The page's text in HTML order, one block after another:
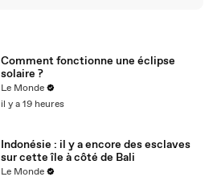
Comment fonctionne une éclipse
solaire ?
Le Monde
il y a 19 heures
Indonésie : il y a encore des esclaves
sur cette île à côté de Bali
Le Monde